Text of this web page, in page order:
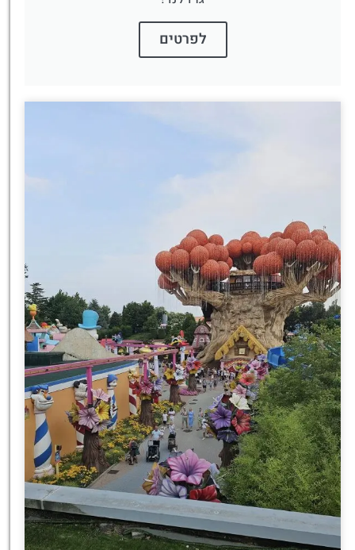
לפרטים